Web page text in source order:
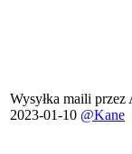
Wysyłka maili
2023-01-10 @Kane